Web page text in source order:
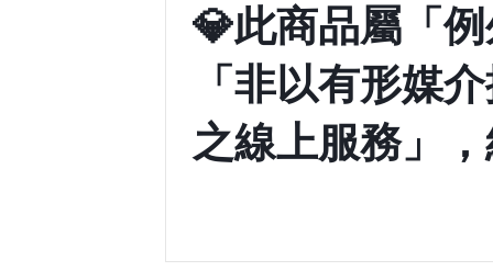
💎此商品屬「
「非以有形媒
之線上服務」